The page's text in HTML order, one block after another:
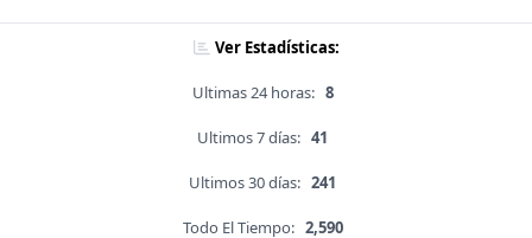
Ver Estadísticas:
Ultimas 24 horas: 8
Ultimos 7 días: 41
Ultimos 30 días: 241
Todo El Tiempo: 2,590